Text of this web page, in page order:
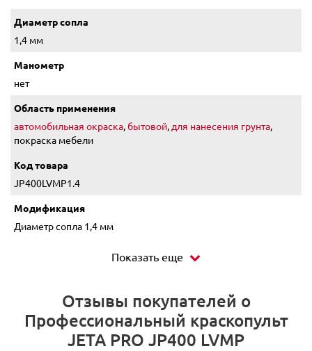
Диаметр сопла
1,4 мм
Манометр
нет
Область применения
автомобильная окраска,бытовой, для нанесения грунта,
покраска мебели
Код товара
JP400LVMP1.4
Модификация
Диаметр сопла 1,4 мм
Показать еще
Отзывы покупателей о
Профессиональный краскопульт
JETA PRO JP400 LVMP